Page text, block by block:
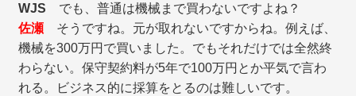
WJS でも、普通は機械まで買わないですよね？
佐瀬 そうですね。元が取れないですからね。例えば、
機械を300万円で買いました。でもそれだけでは全然終
わらない。保守契約料が5年で100万円とか平気で言わ
れる。ビジネス的に採算をとるのは難しいです。